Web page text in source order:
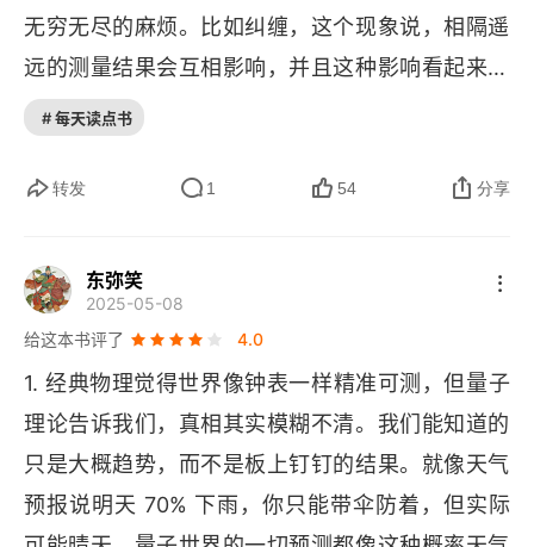
几率振幅
互补性
量子逻辑
几率
退相干
测量问题
存在优先状态吗？
第四章 进一步发展
无穷无尽的麻烦。比如纠缠，这个现象说，相隔遥
远的测量结果会互相影响，并且这种影响看起来是
瞬时的，这就是量子物体之间神秘的纠缠。但是，
心灵感应。所以，有人告诉你通过量子纠缠产生心
# 每天读点书
转发 1 54 分享
东弥笑
2025-05-08
给这本书评了
4.0
1. 经典物理觉得世界像钟表一样精准可测，但量子
理论告诉我们，真相其实模糊不清。我们能知道的
只是大概趋势，而不是板上钉钉的结果。就像天气
预报说明天 70% 下雨，你只能带伞防着，但实际